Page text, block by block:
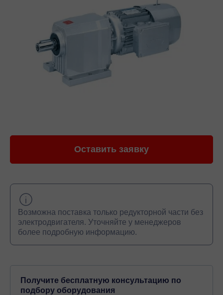
Оставить заявку
Возможна поставка только редукторной части без
электродвигателя. Уточняйте у менеджеров
более подробную информацию.
Получите бесплатную консультацию по
подбору оборудования